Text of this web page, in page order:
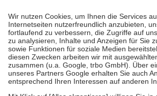
höchstens zehn Euro.
Es sind jedoch nie mehr
Kosten der Leistung zu entrichten.
Diese Regeln gelten grundsätzlich auch für
Bei Heilmitteln und häuslicher Krankenpflege
Zuzahlung zehn Prozent der Kosten sowie
Verordnung.
Um das Engagement der Versicherten für ihre
stärken und die besondere Stellung der Familie